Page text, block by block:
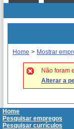
Home > Mostrar
Não foram
Alterar a
Home
Pesquisar empregos
Pesquisar currículos